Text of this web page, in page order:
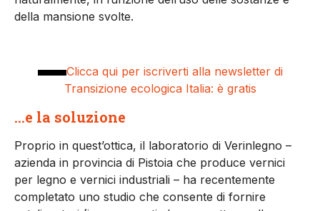
della mansione svolte.
Clicca qui per iscriverti alla newsletter di
Transizione ecologica Italia: è gratis
…e la soluzione
Proprio in quest’ottica, il laboratorio di Verinlegno –
azienda in provincia di Pistoia che produce vernici
per legno e vernici industriali – ha recentemente
completato uno studio che consente di fornire